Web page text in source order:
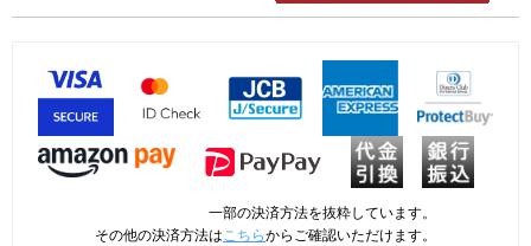
一部の決済方法を抜粋しています。
その他の決済方法はこちらからご確認いただけます。